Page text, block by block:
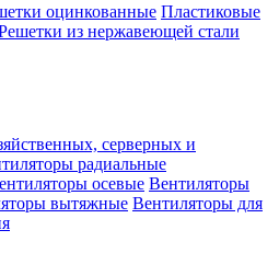
оцинкованные Пластиковые
из нержавеющей стали
серверных и
радиальные
осевые Вентиляторы
вытяжные Вентиляторы для